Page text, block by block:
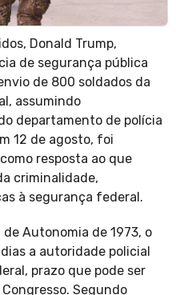
Donald Trump,
de segurança pública
de 800 soldados da
assumindo
departamento de polícia
12 de agosto, foi
resposta ao que
criminalidade,
à segurança federal.
de Autonomia de 1973, o
a autoridade policial
prazo que pode ser
Segundo